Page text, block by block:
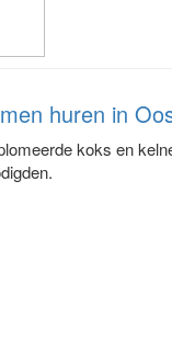
huren in
koks en